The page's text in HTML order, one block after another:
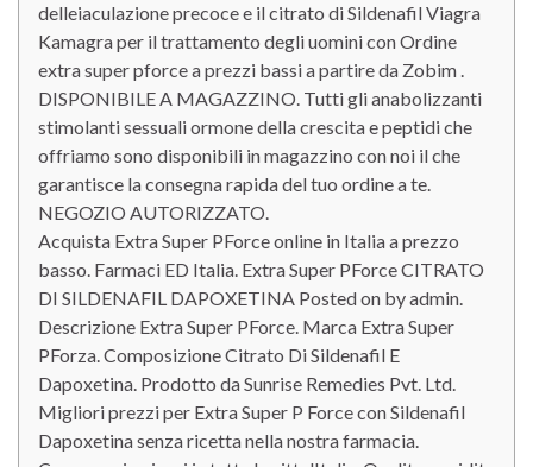
delleiaculazione precoce e il citrato di Sildenafil Viagra
Kamagra per il trattamento degli uomini con Ordine
extra super pforce a prezzi bassi a partire da Zobim .
DISPONIBILE A MAGAZZINO. Tutti gli anabolizzanti
stimolanti sessuali ormone della crescita e peptidi che
offriamo sono disponibili in magazzino con noi il che
garantisce la consegna rapida del tuo ordine a te.
NEGOZIO AUTORIZZATO.
Acquista Extra Super PForce online in Italia a prezzo
basso. Farmaci ED Italia. Extra Super PForce CITRATO
DI SILDENAFIL DAPOXETINA Posted on by admin.
Descrizione Extra Super PForce. Marca Extra Super
PForza. Composizione Citrato Di Sildenafil E
Dapoxetina. Prodotto da Sunrise Remedies Pvt. Ltd.
Migliori prezzi per Extra Super P Force con Sildenafil
Dapoxetina senza ricetta nella nostra farmacia.